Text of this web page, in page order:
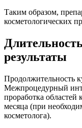
Таким образом,
косметологических
результаты
Продолжительность
Межпроцедурный
проработка областей
месяца (при
косметолога).